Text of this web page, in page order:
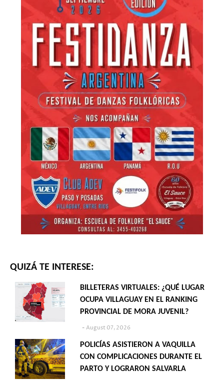
QUIZÁ TE INTERESE:
BILLETERAS VIRTUALES: ¿QUÉ LUGAR
OCUPA VILLAGUAY EN EL RANKING
PROVINCIAL DE MORA JUVENIL?
August 07, 2026
POLICÍAS ASISTIERON A VAQUILLA
CON COMPLICACIONES DURANTE EL
PARTO Y LOGRARON SALVARLA